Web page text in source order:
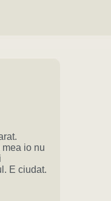
mea io nu
E ciudat.